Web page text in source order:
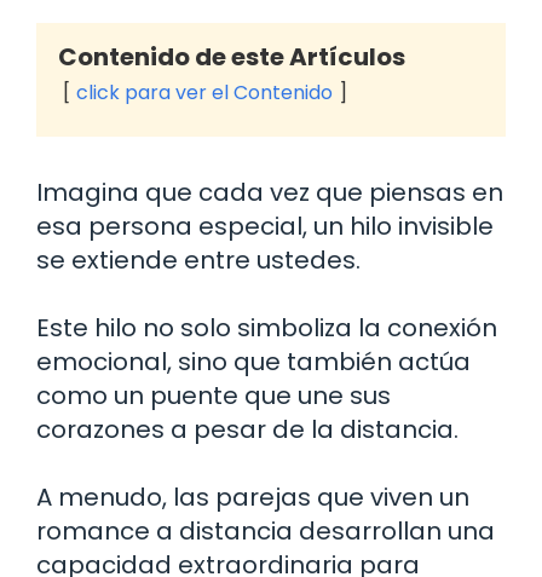
Contenido de este Artículos
click para ver el Contenido
Imagina que cada vez que piensas en
esa persona especial, un hilo invisible
se extiende entre ustedes.
Este hilo no solo simboliza la conexión
emocional, sino que también actúa
como un puente que une sus
corazones a pesar de la distancia.
A menudo, las parejas que viven un
romance a distancia desarrollan una
capacidad extraordinaria para